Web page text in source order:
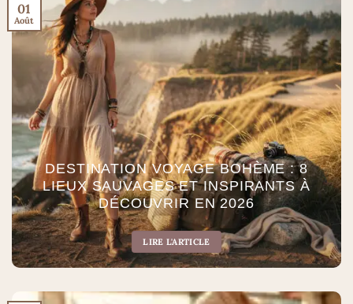
DESTINATION VOYAGE BOHÈME : 8
LIEUX SAUVAGES ET INSPIRANTS À
DÉCOUVRIR EN 2026
LIRE L'ARTICLE
01
Août